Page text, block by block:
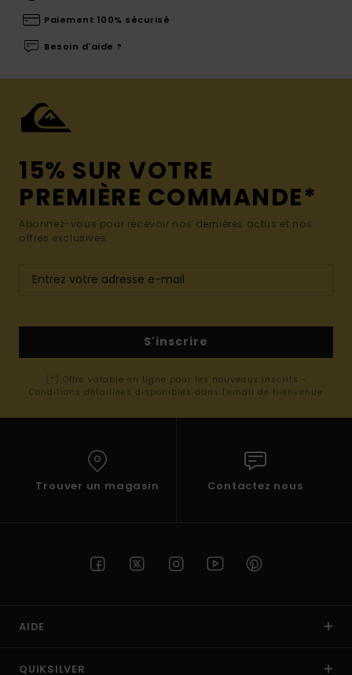
Paiement 100% sécurisé
Besoin d'aide ?
15% SUR VOTRE
PREMIÈRE COMMANDE*
Abonnez-vous pour recevoir nos dernières actus et nos
offres exclusives.
S'inscrire
(*) Offre valable en ligne pour les nouveaux inscrits -
Conditions détaillées disponibles dans l'email de bienvenue
Trouver un magasin Contactez nous
AIDE
QUIKSILVER